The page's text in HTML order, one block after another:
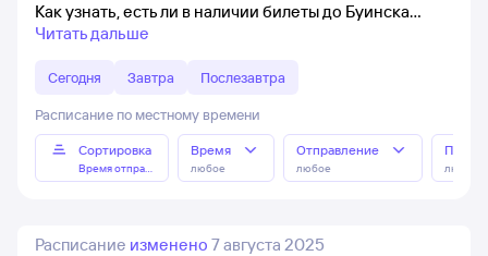
Как узнать, есть ли в наличии билеты до Буинска
Читать дальше
Сегодня Завтра Послезавтра
Расписание по местному времени
Сортировка
Время отправления
Время
любое
Отправление
любое любое
Расписание изменено 7 августа 2025